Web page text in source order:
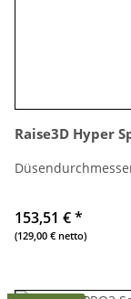
Raise3D Hyper
153,51 €*
(129,00 € netto)